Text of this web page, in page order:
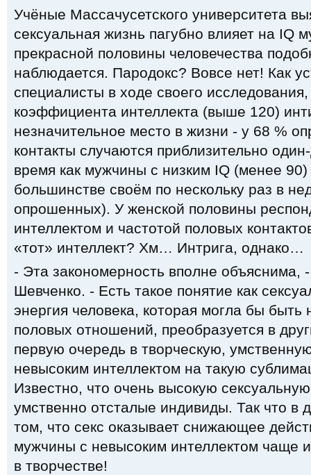
Учёные Массачусетского университета
сексуальная жизнь пагубно влияет на IQ
прекрасной половины человечества
наблюдается. Пародокс? Вовсе нет! Как
специалисты в ходе своего
коэффициента интеллекта (выше 120)
незначительное место в жизни - у 68 %
контакты случаются приблизительно
время как мужчины с низким IQ (менее
большинстве своём по нескольку раз в
опрошенных). У женской половины
интеллектом и частотой половых
«тот» интеллект? Хм… Интрига, однако…
- Эта закономерность вполне объяснима,
Шевченко. - Есть такое понятие как
энергия человека, которая могла бы быть
половых отношений, преобразуется в
первую очередь в творческую,
невысоким интеллектом на такую
Известно, что очень высокую
умственно отсталые индивиды. Так что в
том, что секс оказывает снижающее
мужчины с невысоким интеллектом чаще
в творчестве!